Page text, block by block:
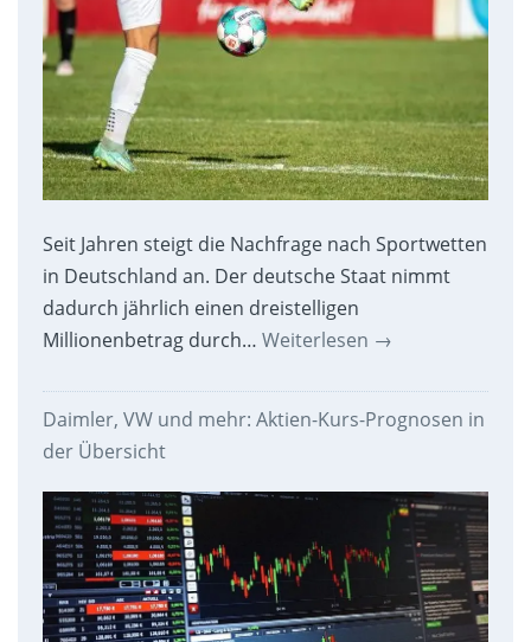
Seit Jahren steigt die Nachfrage nach Sportwetten
in Deutschland an. Der deutsche Staat nimmt
dadurch jährlich einen dreistelligen
Millionenbetrag durch… Weiterlesen →
Daimler, VW und mehr: Aktien-Kurs-Prognosen in
der Übersicht